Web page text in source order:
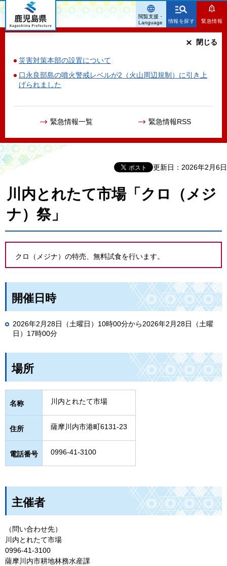
鹿児島県
情報を探す 緊急情報
災害対策本部の設置について
口永良部島の噴火警戒レベルが2（火山周辺規制）に引き上
げられました
緊急情報一覧 緊急情報RSS
閉じる
閲覧支援・
Language
更新日：2026年2月6日
川内とれたて市場「クロ（メジ
ナ）祭」
クロ（メジナ）の特売、無料試食を行います。
開催日時
2026年2月28日（土曜日）10時00分から2026年2月28日（土曜
日）17時00分
場所
名称 川内とれたて市場
住所 薩摩川内市港町6131-23
電話番号 0996-41-3100
主催者
（問い合わせ先）
川内とれたて市場
0996-41-3100
薩摩川内市耕地林務水産課